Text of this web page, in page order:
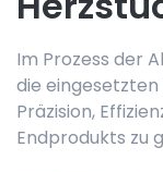
Im Prozess der
die eingesetzten
Präzision,
Endprodukts zu